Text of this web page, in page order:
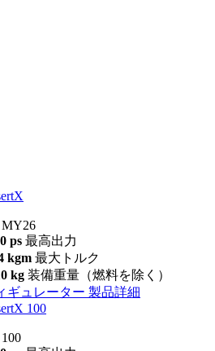
MY26
ps 最高出力
kgm 最大トルク
kg 装備重量（燃料を除く）
ギュレーター 製品詳細
100